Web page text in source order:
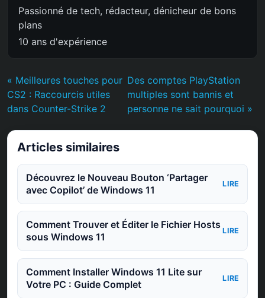
Passionné de tech, rédacteur, dénicheur de bons
plans
10 ans d'expérience
« Meilleures touches pour
CS2 : Raccourcis utiles
dans Counter-Strike 2
Des comptes PlayStation
multiples sont bannis et
personne ne sait pourquoi »
Articles similaires
Découvrez le Nouveau Bouton ‘Partager
avec Copilot’ de Windows 11
LIRE
Comment Trouver et Éditer le Fichier Hosts
sous Windows 11
LIRE
Comment Installer Windows 11 Lite sur
Votre PC : Guide Complet
LIRE